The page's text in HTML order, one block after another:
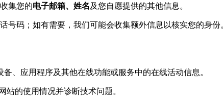
集您的电子邮箱、姓名及您自愿提供的其他信息。
号码；如有需要，我们可能会收集额外信息以核实您的身份
、应用程序及其他在线功能或服务中的在线活动信息。
站的使用情况并诊断技术问题。